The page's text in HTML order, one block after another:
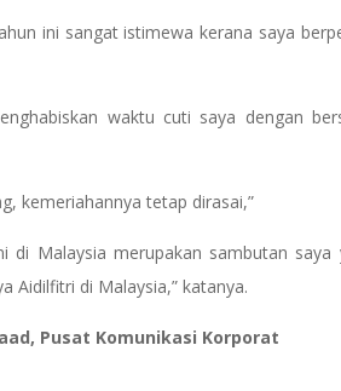
ini sangat istimewa kerana saya
waktu cuti saya dengan
kemeriahannya tetap dirasai,”
di Malaysia merupakan sambutan
Aidilfitri di Malaysia,” katanya.
Pusat Komunikasi Korporat